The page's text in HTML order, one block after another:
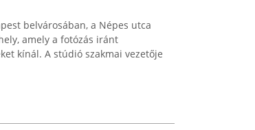
belvárosában, a Népes utca
amely a fotózás iránt
kínál. A stúdió szakmai vezetője